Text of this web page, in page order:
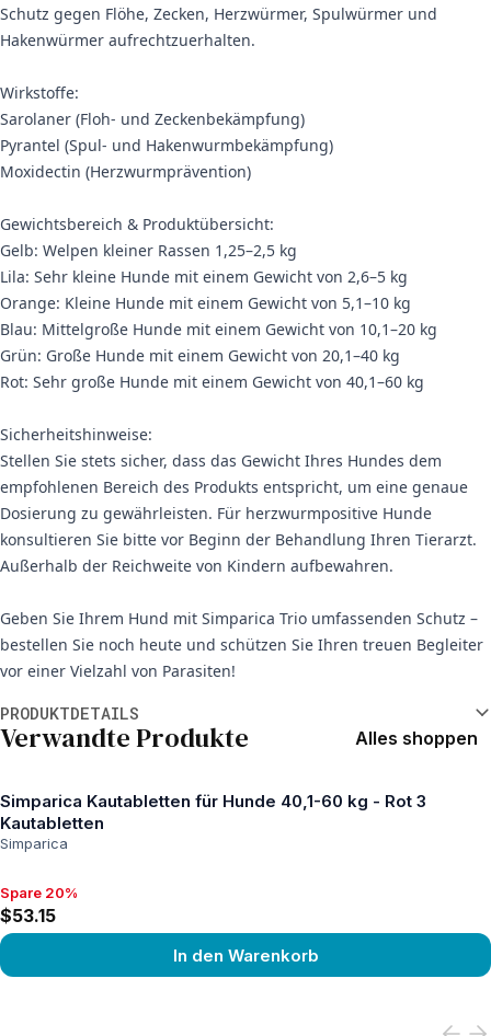
Schutz gegen Flöhe, Zecken, Herzwürmer, Spulwürmer und
Hakenwürmer aufrechtzuerhalten.
Wirkstoffe:
Sarolaner (Floh- und Zeckenbekämpfung)
Pyrantel (Spul- und Hakenwurmbekämpfung)
Moxidectin (Herzwurmprävention)
Gewichtsbereich & Produktübersicht:
Gelb: Welpen kleiner Rassen 1,25–2,5 kg
Lila: Sehr kleine Hunde mit einem Gewicht von 2,6–5 kg
Orange: Kleine Hunde mit einem Gewicht von 5,1–10 kg
Blau: Mittelgroße Hunde mit einem Gewicht von 10,1–20 kg
Grün: Große Hunde mit einem Gewicht von 20,1–40 kg
Rot: Sehr große Hunde mit einem Gewicht von 40,1–60 kg
Sicherheitshinweise:
Stellen Sie stets sicher, dass das Gewicht Ihres Hundes dem
empfohlenen Bereich des Produkts entspricht, um eine genaue
Dosierung zu gewährleisten. Für herzwurmpositive Hunde
konsultieren Sie bitte vor Beginn der Behandlung Ihren Tierarzt.
Außerhalb der Reichweite von Kindern aufbewahren.
Geben Sie Ihrem Hund mit Simparica Trio umfassenden Schutz –
bestellen Sie noch heute und schützen Sie Ihren treuen Begleiter
vor einer Vielzahl von Parasiten!
PRODUKTDETAILS
Verwandte Produkte Alles shoppen
Simparica Kautabletten für Hunde 40,1-60 kg - Rot 3
Kautabletten
Simparica
Spare 20%, $53.15
Spare 20%
$53.15
In den Warenkorb